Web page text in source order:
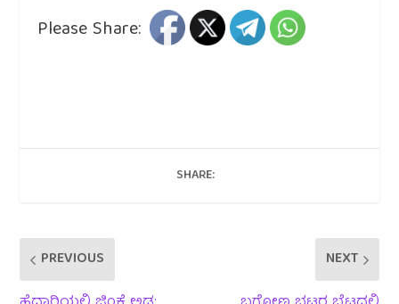
Please Share:
SHARE:
PREVIOUS
NEXT